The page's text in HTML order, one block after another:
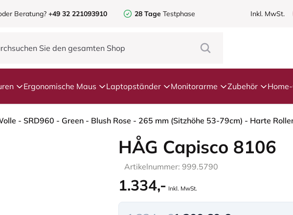
Beratung? +49 32 221093910 28 Tage Testphase Inkl. MwSt.
Ergonomische Maus Laptopständer Monitorarme Zubehör
- SRD960 - Green - Blush Rose - 265 mm (Sitzhöhe 53-79cm) - Harte
HÅG Capisco 8106
Artikelnummer: 999.5790
1.334,- Inkl. MwSt.